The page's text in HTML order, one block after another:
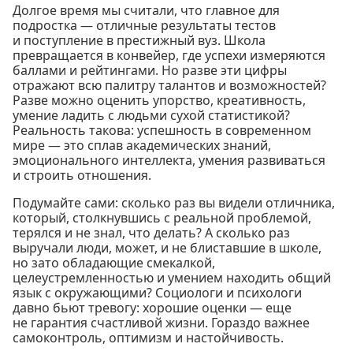
Долгое время мы считали, что главное для
подростка — отличные результаты тестов
и поступление в престижный вуз. Школа
превращается в конвейер, где успехи измеряются
баллами и рейтингами. Но разве эти цифры
отражают всю палитру талантов и возможностей?
Разве можно оценить упорство, креативность,
умение ладить с людьми сухой статистикой?
Реальность такова: успешность в современном
мире — это сплав академических знаний,
эмоционального интеллекта, умения развиваться
и строить отношения.
Подумайте сами: сколько раз вы видели отличника,
который, столкнувшись с реальной проблемой,
терялся и не знал, что делать? А сколько раз
выручали люди, может, и не блиставшие в школе,
но зато обладающие смекалкой,
целеустремленностью и умением находить общий
язык с окружающими? Социологи и психологи
давно бьют тревогу: хорошие оценки — еще
не гарантия счастливой жизни. Гораздо важнее
самоконтроль, оптимизм и настойчивость.